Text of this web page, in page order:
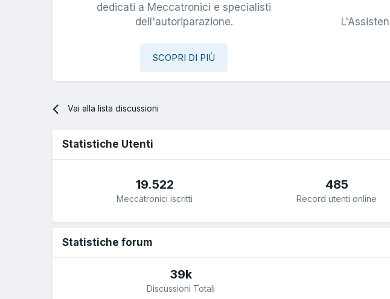
dedicati a Meccatronici e specialisti
dell'autoriparazione.
SCOPRI DI PIÙ
Vai alla lista discussioni
Statistiche Utenti
19.522
Meccatronici iscritti
485
Record utenti online
Statistiche forum
39k
Discussioni Totali